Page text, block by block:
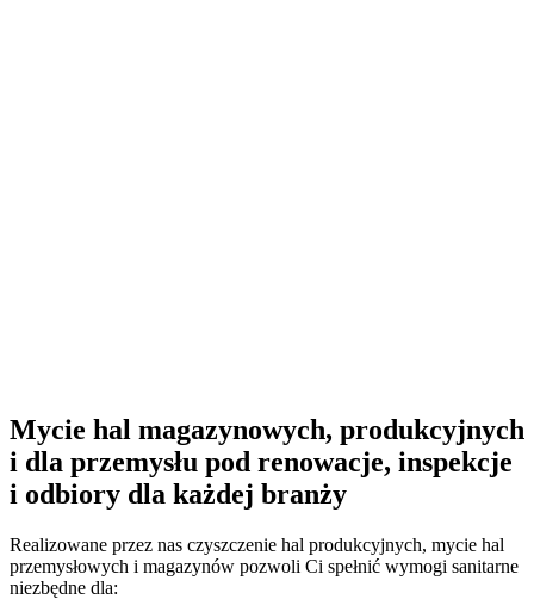
Mycie hal magazynowych, produkcyjnych
i dla przemysłu pod renowacje, inspekcje
i odbiory dla każdej branży
Realizowane przez nas czyszczenie hal produkcyjnych, mycie hal
przemysłowych i magazynów pozwoli Ci spełnić wymogi sanitarne
niezbędne dla: